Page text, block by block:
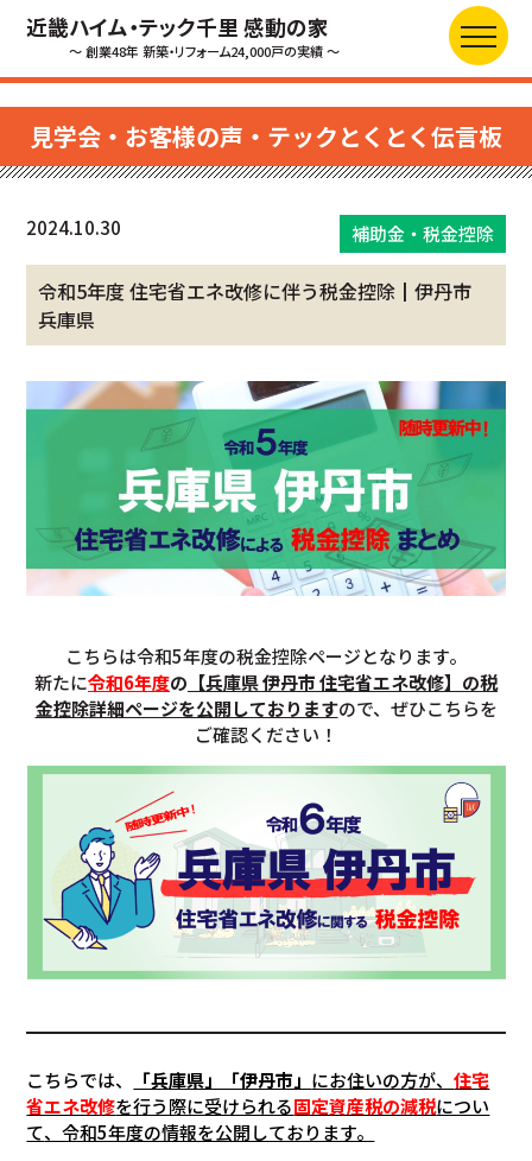
近畿ハイム・テック千里 感動の家
～ 創業48年 新築・リフォーム24,000戸の実績 ～
見学会・お客様の声・テックとくとく伝言板
2024.10.30 補助金・税金控除
令和5年度 住宅省エネ改修に伴う税金控除┃伊丹市
兵庫県
こちらは令和5年度の税金控除ページとなります。
新たに令和6年度の 【兵庫県 伊丹市 住宅省エネ改修】の税
金控除詳細ページを公開しておりますので、ぜひこちらを
ご確認ください！
こちらでは、 「兵庫県」「伊丹市」 にお住いの方が、住宅
省エネ改修を行う際に受けられる固定資産税の減税につい
て、令和5年度の情報を公開しております。